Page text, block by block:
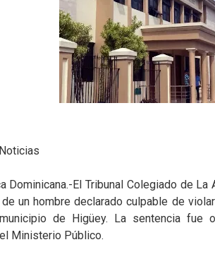
Dominicana.-El Tribunal Colegiado de
un hombre declarado culpable de
de Higüey. La sentencia fue
Ministerio Público.